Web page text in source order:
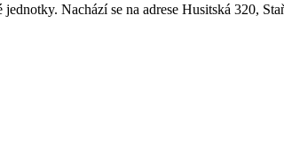
Nachází se na adrese Husitská 320,